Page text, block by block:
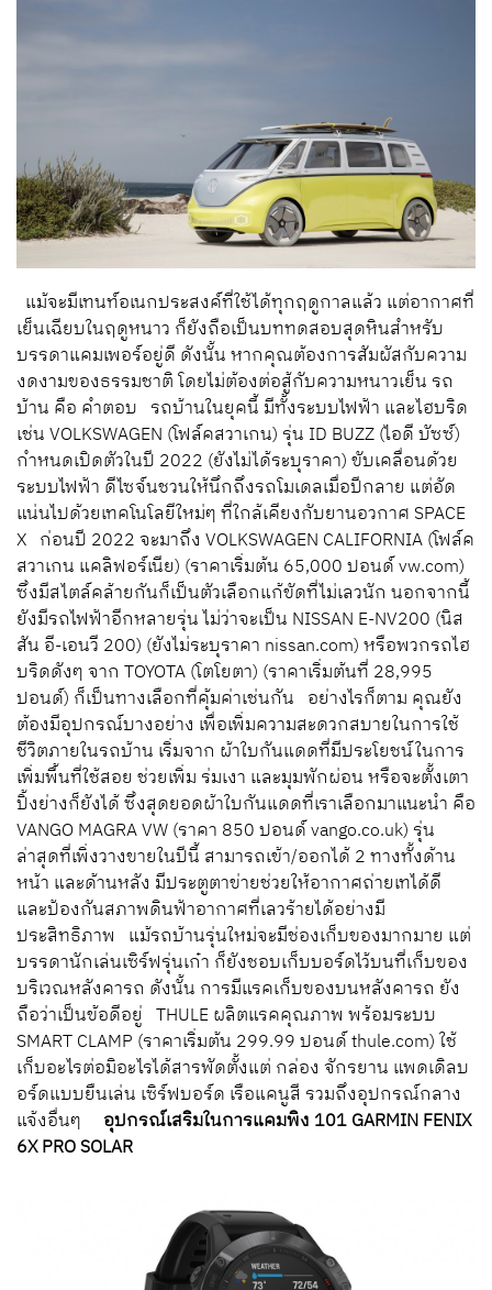
แม้จะมีเทนท์อเนกประสงค์ที่ใช้ได้ทุกฤดูกาลแล้ว แต่อากาศที่
เย็นเฉียบในฤดูหนาว ก็ยังถือเป็นบททดสอบสุดหินสำหรับ
บรรดาแคมเพอร์อยู่ดี ดังนั้น หากคุณต้องการสัมผัสกับความ
งดงามของธรรมชาติ โดยไม่ต้องต่อสู้กับความหนาวเย็น รถ
บ้าน คือ คำตอบ รถบ้านในยุคนี้ มีทั้งระบบไฟฟ้า และไฮบริด
เช่น VOLKSWAGEN (โฟล์คสวาเกน) รุ่น ID BUZZ (ไอดี บัซซ์)
กำหนดเปิดตัวในปี 2022 (ยังไม่ได้ระบุราคา) ขับเคลื่อนด้วย
ระบบไฟฟ้า ดีไซจ์นชวนให้นึกถึงรถโมเดลเมื่อปีกลาย แต่อัด
แน่นไปด้วยเทคโนโลยีใหม่ๆ ที่ใกล้เคียงกับยานอวกาศ SPACE
X ก่อนปี 2022 จะมาถึง VOLKSWAGEN CALIFORNIA (โฟล์ค
สวาเกน แคลิฟอร์เนีย) (ราคาเริ่มต้น 65,000 ปอนด์ vw.com)
ซึ่งมีสไตล์คล้ายกันก็เป็นตัวเลือกแก้ขัดที่ไม่เลวนัก นอกจากนี้
ยังมีรถไฟฟ้าอีกหลายรุ่น ไม่ว่าจะเป็น NISSAN E-NV200 (นิส
สัน อี-เอนวี 200) (ยังไม่ระบุราคา nissan.com) หรือพวกรถไฮ
บริดดังๆ จาก TOYOTA (โตโยตา) (ราคาเริ่มต้นที่ 28,995
ปอนด์) ก็เป็นทางเลือกที่คุ้มค่าเช่นกัน อย่างไรก็ตาม คุณยัง
ต้องมีอุปกรณ์บางอย่าง เพื่อเพิ่มความสะดวกสบายในการใช้
ชีวิตภายในรถบ้าน เริ่มจาก ผ้าใบกันแดดที่มีประโยชน์ในการ
เพิ่มพื้นที่ใช้สอย ช่วยเพิ่ม ร่มเงา และมุมพักผ่อน หรือจะตั้งเตา
ปิ้งย่างก็ยังได้ ซึ่งสุดยอดผ้าใบกันแดดที่เราเลือกมาแนะนำ คือ
VANGO MAGRA VW (ราคา 850 ปอนด์ vango.co.uk) รุ่น
ล่าสุดที่เพิ่งวางขายในปีนี้ สามารถเข้า/ออกได้ 2 ทางทั้งด้าน
หน้า และด้านหลัง มีประตูตาข่ายช่วยให้อากาศถ่ายเทได้ดี
และป้องกันสภาพดินฟ้าอากาศที่เลวร้ายได้อย่างมี
ประสิทธิภาพ แม้รถบ้านรุ่นใหม่จะมีช่องเก็บของมากมาย แต่
บรรดานักเล่นเซิร์ฟรุ่นเก๋า ก็ยังชอบเก็บบอร์ดไว้บนที่เก็บของ
บริเวณหลังคารถ ดังนั้น การมีแรคเก็บของบนหลังคารถ ยัง
ถือว่าเป็นข้อดีอยู่ THULE ผลิตแรคคุณภาพ พร้อมระบบ
SMART CLAMP (ราคาเริ่มต้น 299.99 ปอนด์ thule.com) ใช้
เก็บอะไรต่อมิอะไรได้สารพัดตั้งแต่ กล่อง จักรยาน แพดเดิลบ
อร์ดแบบยืนเล่น เซิร์ฟบอร์ด เรือแคนูสี รวมถึงอุปกรณ์กลาง
แจ้งอื่นๆ อุปกรณ์เสริมในการแคมพิง 101GARMIN FENIX
6X PRO SOLAR